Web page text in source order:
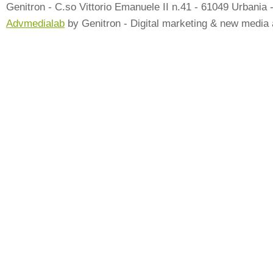
Genitron - C.so Vittorio Emanuele II n.41 - 61049 Urbania
Advmedialab by Genitron - Digital marketing & new media